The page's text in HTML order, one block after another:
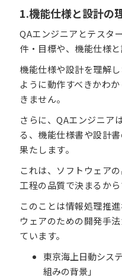
1.機能仕様と設計の
QAエンジニアとテスタ
件・目標や、機能仕様
機能仕様や設計を理解
ように動作すべきかわ
きません。
さらに、QAエンジニア
る、機能仕様書や設計
果たします。
これは、ソフトウェア
工程の品質で決まるから
このことは情報処理推
ウェアのための開発手
ています。
東京海上日動シス
組みの背景」